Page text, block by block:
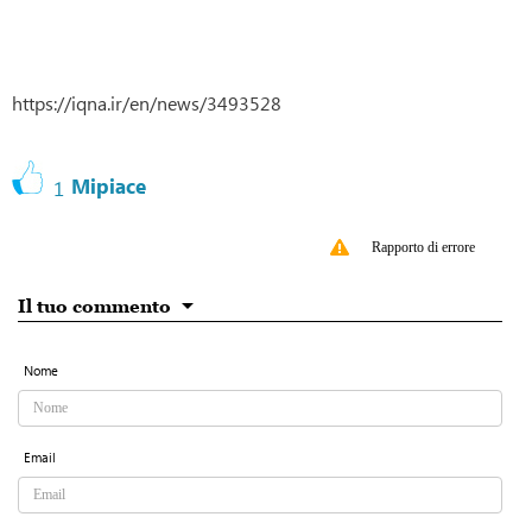
https://iqna.ir/en/news/3493528
1 Mipiace
Rapporto di errore
Il tuo commento
Nome
Email